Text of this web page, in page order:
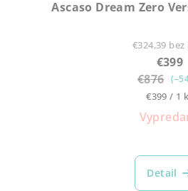
Ascaso Dream Zero
€324,39 bez
€399
€876
cena:
€399 / 1
Detail